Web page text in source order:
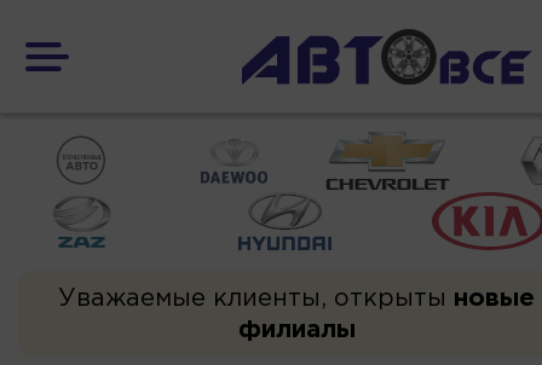
Уважаемые клиенты, открыты новые
филиалы